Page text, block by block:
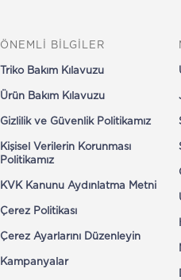
ÖNEMLİ BİLGİLER
Triko Bakım Kılavuzu
Ürün Bakım Kılavuzu
Gizlilik ve Güvenlik Politikamız
Kişisel Verilerin Korunması
Politikamız
KVK Kanunu Aydınlatma Metni
Çerez Politikası
Çerez Ayarlarını Düzenleyin
Kampanyalar